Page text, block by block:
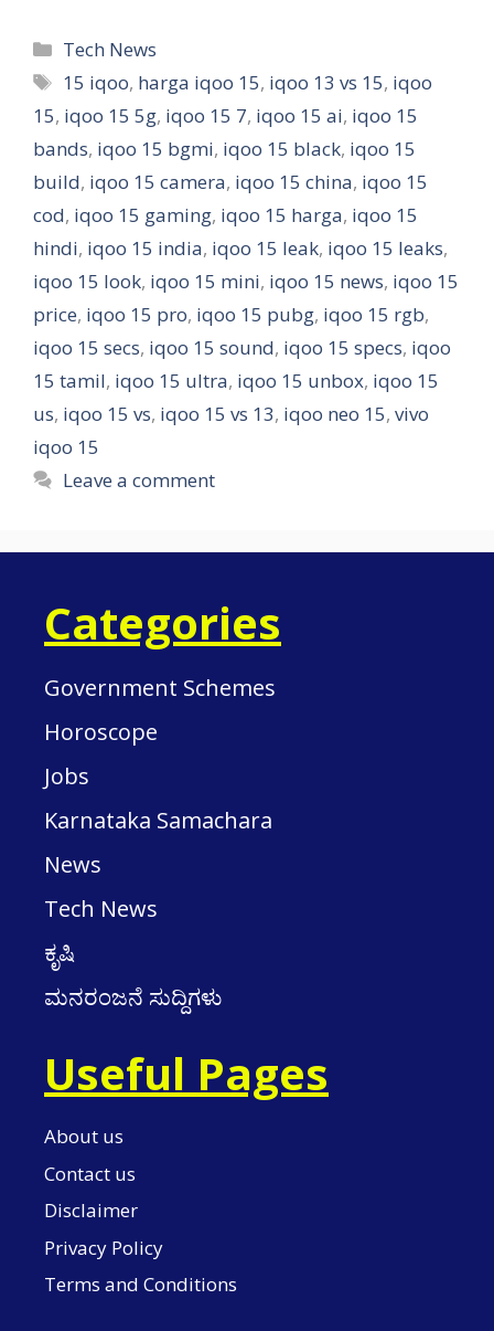
Categories
Tech News
Tags
15 iqoo, harga iqoo 15, iqoo 13 vs 15, iqoo
15, iqoo 15 5g, iqoo 15 7, iqoo 15 ai, iqoo 15
bands, iqoo 15 bgmi, iqoo 15 black, iqoo 15
build, iqoo 15 camera, iqoo 15 china, iqoo 15
cod, iqoo 15 gaming, iqoo 15 harga, iqoo 15
hindi, iqoo 15 india, iqoo 15 leak, iqoo 15 leaks,
iqoo 15 look, iqoo 15 mini, iqoo 15 news, iqoo 15
price, iqoo 15 pro, iqoo 15 pubg, iqoo 15 rgb,
iqoo 15 secs, iqoo 15 sound, iqoo 15 specs, iqoo
15 tamil, iqoo 15 ultra, iqoo 15 unbox, iqoo 15
us, iqoo 15 vs, iqoo 15 vs 13, iqoo neo 15, vivo
iqoo 15
Leave a comment
Categories
Government Schemes
Horoscope
Jobs
Karnataka Samachara
News
Tech News
ಕೃಷಿ
ಮನರಂಜನೆ ಸುದ್ದಿಗಳು
Useful Pages
About us
Contact us
Disclaimer
Privacy Policy
Terms and Conditions